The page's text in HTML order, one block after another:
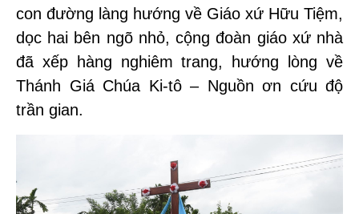
con đường làng hướng về Giáo xứ Hữu Tiệm,
dọc hai bên ngõ nhỏ, cộng đoàn giáo xứ nhà
đã xếp hàng nghiêm trang, hướng lòng về
Thánh Giá Chúa Ki-tô – Nguồn ơn cứu độ
trần gian.